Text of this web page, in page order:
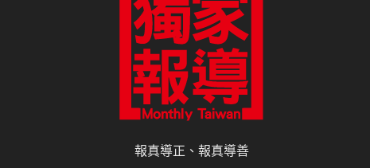
報真導正、報真導善